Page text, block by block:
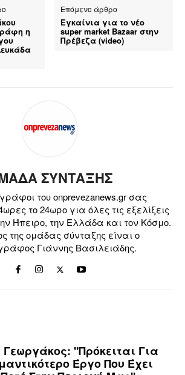
η
Επόμενο άρθρο
Εγκαίνια για το νέο
super market Bazaar στην
Πρέβεζα (video)
ΣΥΝΤΑΞΗΣ
του onprevezanews.gr σας
το 24ωρο για όλες τις εξελίξεις
Ήπειρο, την Ελλάδα και τον Κόσμο.
της ομάδας σύνταξης είναι ο
Γιάννης Βασιλειάδης.
Γεωργάκος: ''Πρόκειται Για
Έργο Που Έχει